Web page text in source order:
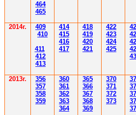
464
465
2014г. 409
410
411
412
413
414
415
416
417
418
419
420
421
422
423
424
425
2013г.
356
357
358
359
360
361
362
363
364
365
366
367
368
369
370
371
372
373
37
37
37